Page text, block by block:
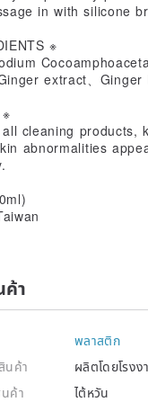
in with silicone
※
extract、
cleaning products,
abnormalities
า
พลาสติก
นค้า
ผลิตโดยโรงง
ค้า
ไต้หวัน